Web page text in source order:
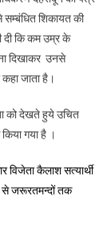
शिकायत की
दी कि कम उम्र के
दिखाकर उनसे
जाता है।
को देखते हुये उचित
गया है ।
कैलाश सत्यार्थी
से जरूरतमन्दों तक